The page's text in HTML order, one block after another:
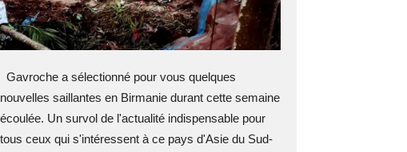
Gavroche a sélectionné pour vous quelques
nouvelles saillantes en Birmanie durant cette semaine
écoulée. Un survol de l'actualité indispensable pour
tous ceux qui s'intéressent à ce pays d'Asie du Sud-